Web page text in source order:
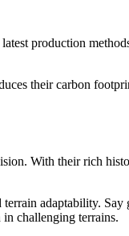
production
their carbon
With their rich
adaptability.
challenging terrains.